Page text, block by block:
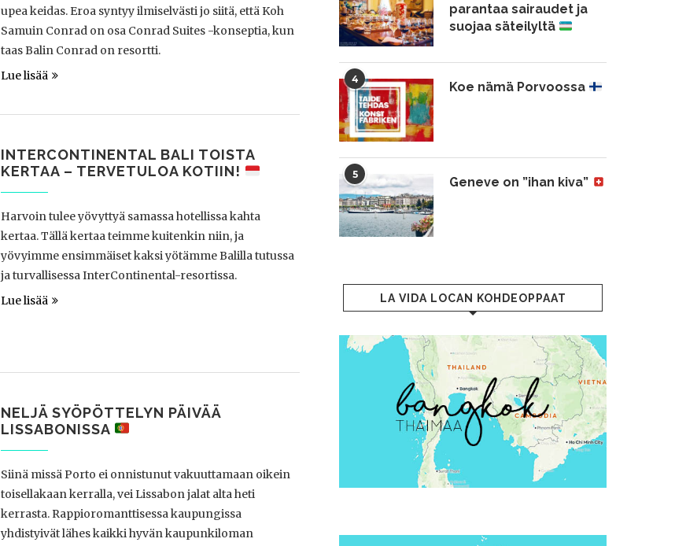
upea keidas. Eroa syntyy ilmiselvästi jo siitä, että Koh
Samuin Conrad on osa Conrad Suites -konseptia, kun
taas Balin Conrad on resortti.
Lue lisää
INTERCONTINENTAL BALI TOISTA
KERTAA – TERVETULOA KOTIIN!
Harvoin tulee yövyttyä samassa hotellissa kahta
kertaa. Tällä kertaa teimme kuitenkin niin, ja
yövyimme ensimmäiset kaksi yötämme Balilla tutussa
ja turvallisessa InterContinental-resortissa.
Lue lisää
NELJÄ SYÖPÖTTELYN PÄIVÄÄ
LISSABONISSA
Siinä missä Porto ei onnistunut vakuuttamaan oikein
toisellakaan kerralla, vei Lissabon jalat alta heti
kerrasta. Rappioromanttisessa kaupungissa
yhdistyivät lähes kaikki hyvän kaupunkiloman
parantaa sairaudet ja
suojaa säteilyltä
4
Koe nämä Porvoossa
5
Geneve on ”ihan kiva”
LA VIDA LOCAN KOHDEOPPAAT